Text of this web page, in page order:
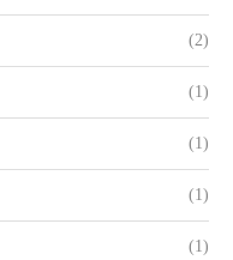
(2)
(1)
(1)
(1)
(1)